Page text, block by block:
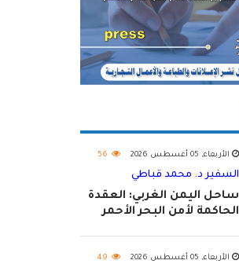
الأربعاء, 05 أغسطس 2026 56
السفير د. محمد قباطي
ساحل اليمن الغربي: العقدة
الحاكمة لأمن البحر الأحمر
الأربعاء, 05 أغسطس 2026 49